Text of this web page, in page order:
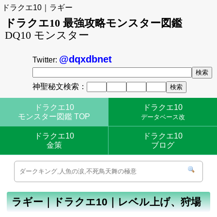
ドラクエ10｜ラギー
ドラクエ10 最強攻略モンスター図鑑
DQ10 モンスター
Twitter: @dqxdbnet
神聖秘文検索：
ドラクエ10
モンスター図鑑 TOP
ドラクエ10
データベース改
ドラクエ10
金策
ドラクエ10
ブログ
ラギー｜ドラクエ10｜レベル上げ、狩場